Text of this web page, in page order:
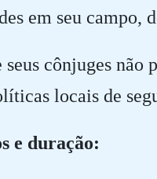
em seu campo,
cônjuges
locais de
e duração: